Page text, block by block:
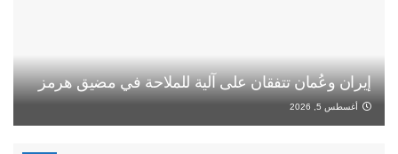
إيران وعُمان تتفقان على آلية للملاحة في مضيق هرمز
أغسطس 5, 2026